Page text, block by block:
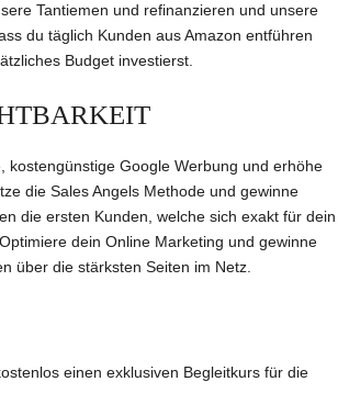
Tantiemen und refinanzieren und unsere
du täglich Kunden aus Amazon entführen
Budget investierst.
kostengünstige Google Werbung und erhöhe
die Sales Angels Methode und gewinne
die ersten Kunden, welche sich exakt für dein
dein Online Marketing und gewinne
über die stärksten Seiten im Netz.
einen exklusiven Begleitkurs für die